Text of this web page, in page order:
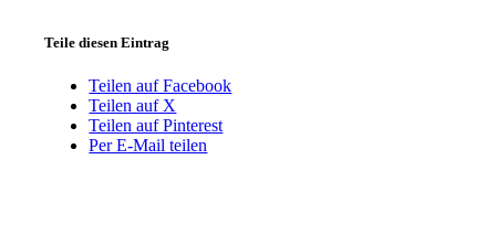
Teile diesen Eintrag
Teilen auf Facebook
Teilen auf X
Teilen auf Pinterest
Per E-Mail teilen